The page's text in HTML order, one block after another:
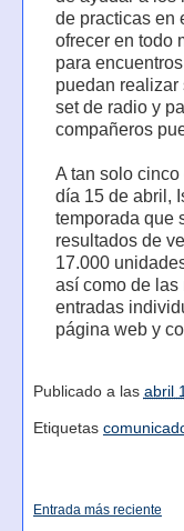
de practicas en
ofrecer en todo
para
puedan realizar
set de radio y
compañeros
A tan solo
día 15 de abril,
temporada que
resultados de
17.000
así como de las
entradas
página web y
Publicado a las abril
Etiquetas
Entrada más reciente